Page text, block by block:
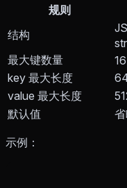
规则
结构
最大键数量
16
key 最大长度
value 最大长度
默认值
示例：